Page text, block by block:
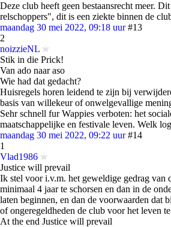
Deze club heeft geen bestaansrecht meer.
relschoppers", dit is een ziekte binnen de
maandag 30 mei 2022, 09:18 uur #13
2
noizzieNL
Stik in die Prick!
Van ado naar aso
Wie had dat gedacht?
Huisregels horen leidend te zijn bij
basis van willekeur of onwelgevallige
Sehr schnell fur Wappies verboten: het
maatschappelijke en festivale leven. Welk
maandag 30 mei 2022, 09:22 uur #14
1
Vlad1986
Justice will prevail
Ik stel voor i.v.m. het geweldige gedrag van
minimaal 4 jaar te schorsen en dan in de
laten beginnen, en dan de voorwaarden dat
of ongeregeldheden de club voor het leven
At the end Justice will prevail